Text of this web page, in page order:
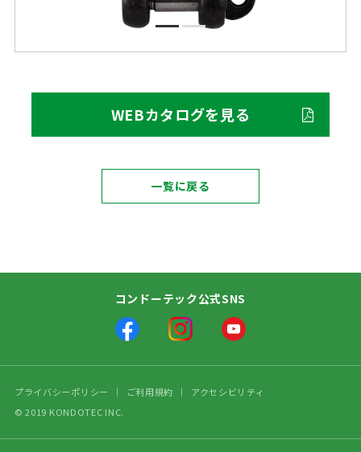
WEBカタログを見る
一覧に戻る
コンドーテック公式SNS
プライバシーポリシー ご利用規約
アクセシビリティ
© 2019 KONDOTEC INC.